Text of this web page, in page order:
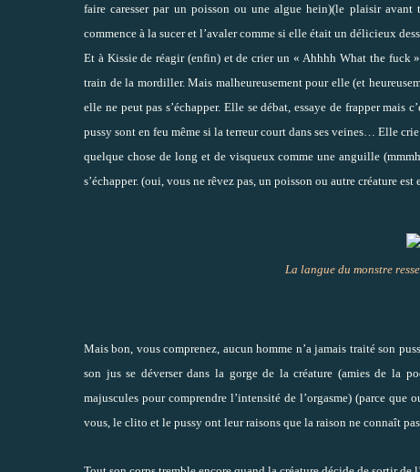
faire caresser par un poisson ou une algue hein)(le plaisir
commence à la sucer et l’avaler comme si elle était un délicieux
Et à Kissie de réagir (enfin) et de crier un « Ahhhh What the fuck
train de la mordiller. Mais malheureusement pour elle (et
elle ne peut pas s’échapper. Elle se débat, essaye de frapper mais
pussy sont en feu même si la terreur court dans ses veines… Elle
quelque chose de long et de visqueux comme une anguille
s’échapper. (oui, vous ne rêvez pas, un poisson ou autre créature
La langue du monstre
Mais bon, vous comprenez, aucun homme n’a jamais traité son
son jus se déverser dans la gorge de la créature (amies de la
majuscules pour comprendre l’intensité de l’orgasme) (parce
vous, le clito et le pussy ont leur raisons que la raison ne connaît